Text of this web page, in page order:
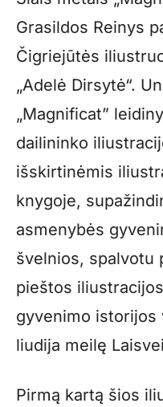
Grasildos Reinys
Čigriejūtės
„Adelė Dirsytė“.
„Magnificat”
dailininko
išskirtinėmis
knygoje,
asmenybės
švelnios, spalvotu
pieštos
gyvenimo istorijos
liudija meilę
Pirmą kartą šios